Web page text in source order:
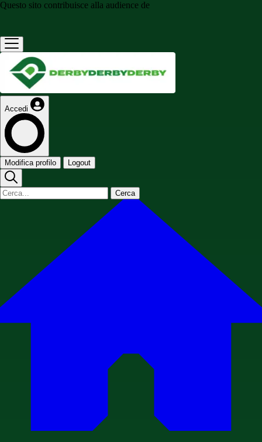
Questo sito contribuisce alla audience de
Accedi
Modifica profilo Logout
Cerca